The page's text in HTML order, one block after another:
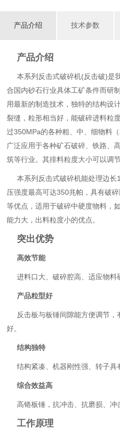
产品介绍 技术参数
产品介绍
本系列反击式破碎机(反击破)是
合国内砂石行业具体工矿条件而研
用最新的制造技术，独特的结构设
裂缝，粒形相当好，能破碎进料粒
过350MPa的各种粗、中、细物料
广泛应用于各种矿石破碎、铁路、
筑等行业。其排料粒度大小可以调
本系列反击式破碎机能处理边
压强度最高可达350兆帕，具有破
等优点，适用于破碎中硬度物料，
能力大，出料粒度小的优点。
突出优势
高效节能
进料口大、破碎腔高、适应物
产品粒型好
反击板与板锤间隙能方便调节
好。
结构独特
结构紧凑、机器刚性强、转子具
综合效益高
高铬板锤，抗冲击、抗磨损、冲
工作原理